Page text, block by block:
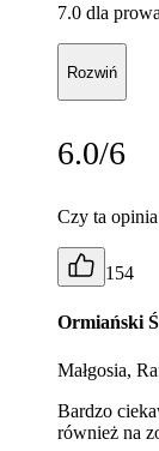
7.0 dla
Rozwiń
6.0/6
Czy ta
154
Ormiański
Małgosia,
Bardzo
również na